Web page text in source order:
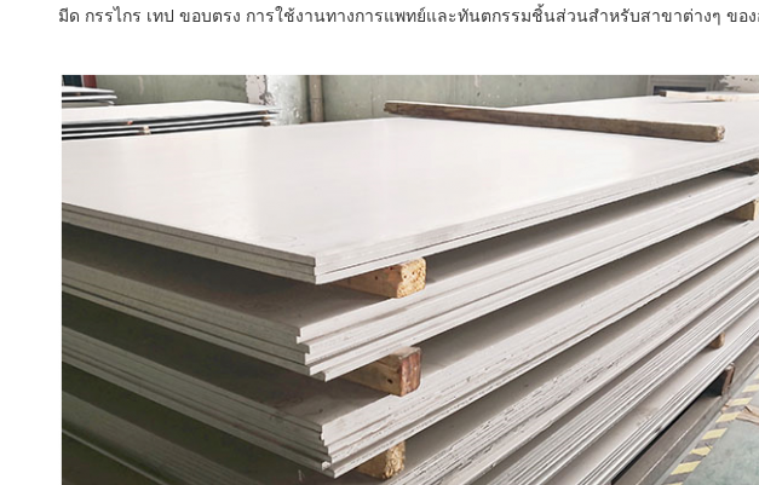
มีด กรรไกร เทป ขอบตรง การใช้งานทางการแพทย์และทันตกรรมชิ้นส่วนสำหรับสาขาต่างๆ ขอ